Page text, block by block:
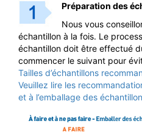
Préparation des
Nous vous
échantillon à la fois. Le
échantillon doit être effectué
commencer le suivant pour
Tailles d’échantillons
Veuillez lire les
et à l’emballage des